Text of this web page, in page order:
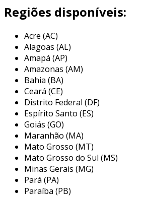
duros, são utilizados para proteger
mecânicas e estruturas expostas a
condições severas de operação.
além de sua função protetora, o
abrasivo melhora a eficiência dos
equipamentos, reduzindo a
manutenções frequentes e
peças. essa técnica pode incluir
possibilidades, como jateamento
ou aplicação de revestimentos por
técnicas como soldagem ou
térmica. o método escolhido
depende da aplicação específica e dos
requisitos de desempenho desejados.
principais aplicações do
Regiões disponíveis:
Acre (AC)
Alagoas (AL)
Amapá (AP)
Amazonas (AM)
Bahia (BA)
Ceará (CE)
Distrito Federal (DF)
Espírito Santo (ES)
Goiás (GO)
Maranhão (MA)
Mato Grosso (MT)
Mato Grosso do Sul (MS)
Minas Gerais (MG)
Pará (PA)
Paraíba (PB)